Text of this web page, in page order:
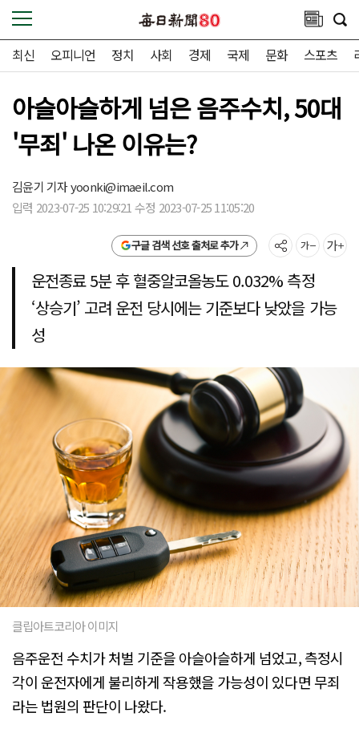
최신 오피니언 정치 사회 경제 국제 문화 스포츠
아슬아슬하게 넘은 음주수치, 50대
'무죄' 나온 이유는?
김윤기 기자yoonki@imaeil.com
입력 2023-07-25 10:29:21 수정 2023-07-25 11:05:20
구글 검색 선호 출처로 추가
운전종료 5분 후 혈중알코올농도 0.032% 측정
‘상승기’ 고려 운전 당시에는 기준보다 낮았을 가능
성
클립아트코리아 이미지
음주운전 수치가 처벌 기준을 아슬아슬하게 넘었고, 측정시
각이 운전자에게 불리하게 작용했을 가능성이 있다면 무죄
라는 법원의 판단이 나왔다.